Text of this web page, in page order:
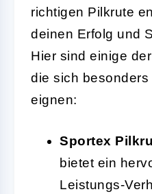
richtigen Pilkrute
deinen Erfolg und
Hier sind einige
die sich
eignen:
Sportex
bietet ein
Leistungs-